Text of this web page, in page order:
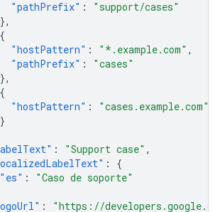
"pathPrefix" :
"support/cases"
},
{
"hostPattern" : "*.example.com" ,
"pathPrefix" :
"cases"
},
{
"hostPattern" :
"cases.example.com"
}
: "Support case" ,
:
{
"es" :
"Caso de soporte"
:
"https://